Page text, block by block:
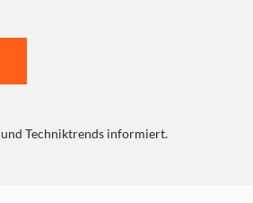
Techniktrends informiert.